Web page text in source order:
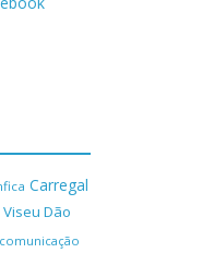
Carregal
Viseu Dão
comunicação